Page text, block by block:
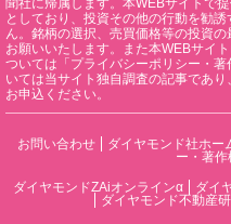
聞社に帰属します。本WEBサイトで
としており、投資その他の行動を勧
ん。銘柄の選択、売買価格等の投資
お願いいたします。また本WEBサイ
ついては「プライバシーポリシー・
いては当サイト独自調査の記事であ
お申込ください。
お問い合わせ ダイヤモンド社ホー
ー・著作
ダイヤモンドZAiオンラインα
ダイ
ダイヤモンド不動産